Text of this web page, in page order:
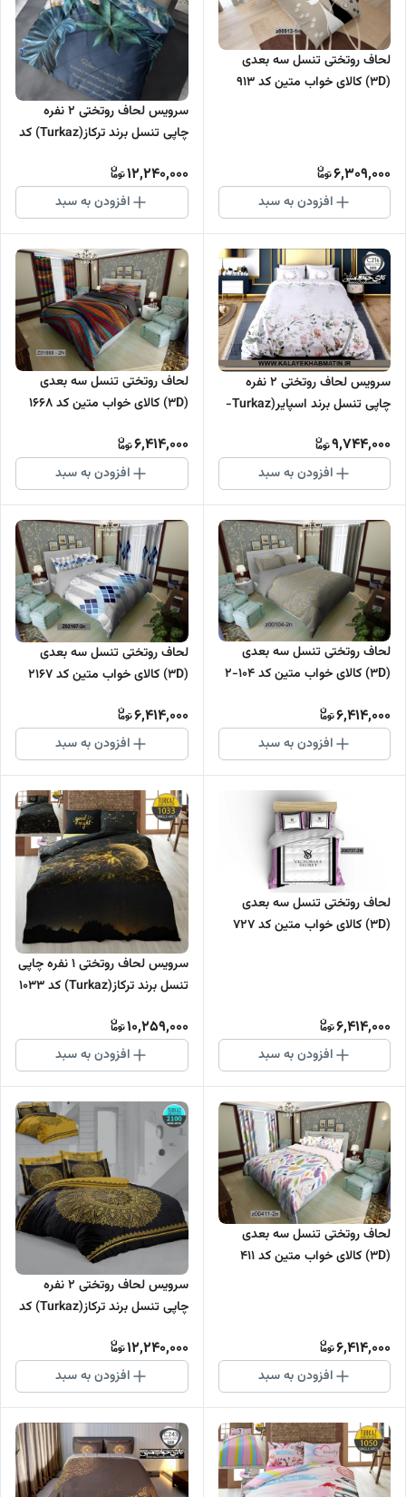
لحاف روتختی تنسل سه بعدی
(3D) کالای خواب متین کد 913
6,309,000
افزودن به سبد
سرویس لحاف روتختی 2 نفره
چاپی تنسل برند ترکاز(Turkaz) کد
12,240,000
افزودن به سبد
سرویس لحاف روتختی 2 نفره
چاپی تنسل برند اسپایر(Turkaz-
9,744,000
افزودن به سبد
لحاف روتختی تنسل سه بعدی
(3D) کالای خواب متین کد 1668
6,414,000
افزودن به سبد
لحاف روتختی تنسل سه بعدی
(3D) کالای خواب متین کد 104-2
6,414,000
افزودن به سبد
لحاف روتختی تنسل سه بعدی
(3D) کالای خواب متین کد 2167
6,414,000
افزودن به سبد
لحاف روتختی تنسل سه بعدی
(3D) کالای خواب متین کد 727
6,414,000
افزودن به سبد
سرویس لحاف روتختی 1 نفره چاپی
تنسل برند ترکاز(Turkaz) کد 1033
10,259,000
افزودن به سبد
لحاف روتختی تنسل سه بعدی
(3D) کالای خواب متین کد 411
6,414,000
افزودن به سبد
سرویس لحاف روتختی 2 نفره
چاپی تنسل برند ترکاز(Turkaz) کد
12,240,000
افزودن به سبد